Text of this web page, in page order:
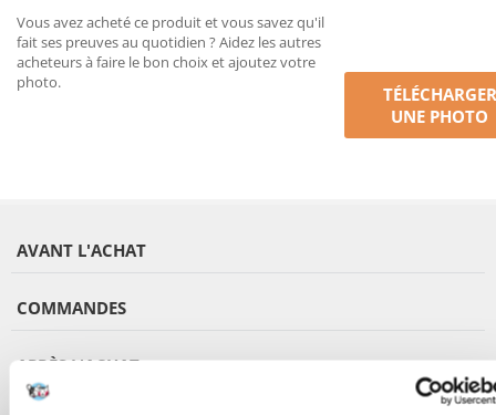
Vous avez acheté ce produit et vous savez qu'il
fait ses preuves au quotidien ? Aidez les autres
acheteurs à faire le bon choix et ajoutez votre
photo.
TÉLÉCHARGER
UNE PHOTO
AVANT L'ACHAT
COMMANDES
APRÈS L'ACHAT